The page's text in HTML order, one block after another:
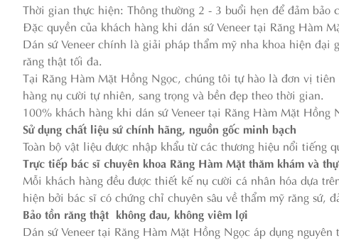
Thời gian thực hiện: Thông thường 2 - 3 buổi hẹn để đảm bảo
Đặc quyền của khách hàng khi dán sứ Veneer tại Răng Hàm
Dán sứ Veneer chính là giải pháp thẩm mỹ nha khoa hiện đại
răng thật tối đa.
Tại Răng Hàm Mặt Hồng Ngọc, chúng tôi tự hào là đơn vị
hàng nụ cười tự nhiên, sang trọng và bền đẹp theo thời gian.
100% khách hàng khi dán sứ Veneer tại Răng Hàm Mặt Hồng
Sử dụng chất liệu sứ chính hãng, nguồn gốc minh bạch
Toàn bộ vật liệu được nhập khẩu từ các thương hiệu nổi tiếng
Trực tiếp bác sĩ chuyên khoa Răng Hàm Mặt thăm khám và
Mỗi khách hàng đều được thiết kế nụ cười cá nhân hóa dựa
hiện bởi bác sĩ có chứng chỉ chuyên sâu về thẩm mỹ răng sứ,
Bảo tồn răng thật không đau, không viêm lợi
Dán sứ Veneer tại Răng Hàm Mặt Hồng Ngọc áp dụng